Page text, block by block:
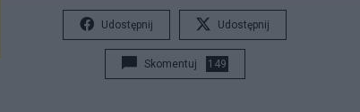
Udostępnij Udostępnij
Skomentuj 149